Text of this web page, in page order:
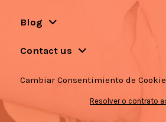
Blog
Contact us
Cambiar Consentimiento de
Resolver o contrato